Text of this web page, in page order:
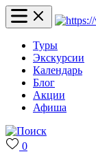
Туры
Экскурсии
Календарь
Блог
Акции
Афиша
0